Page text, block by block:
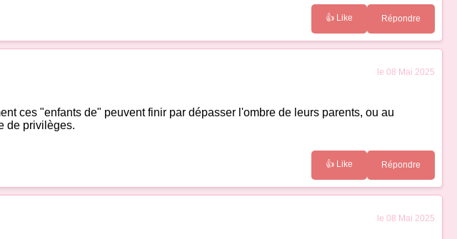
👍 Like Répondre
le 08 Mai 2025
ces "enfants de" peuvent finir par dépasser l'ombre de leurs parents, ou au
de privilèges.
👍 Like Répondre
le 08 Mai 2025